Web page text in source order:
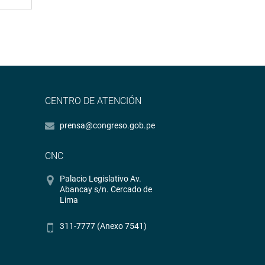
CENTRO DE ATENCIÓN
prensa@congreso.gob.pe
CNC
Palacio Legislativo Av.
Abancay s/n. Cercado de
Lima
311-7777 (Anexo 7541)